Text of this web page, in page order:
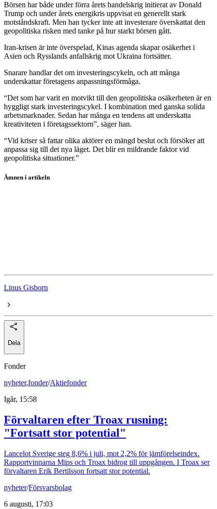
Börsen har både under förra årets handelskrig initierat av Donald
Trump och under årets energikris uppvisat en generellt stark
motståndskraft. Men han tycker inte att investerare överskattat den
geopolitiska risken med tanke på hur starkt börsen gått.
Iran-krisen är inte överspelad, Kinas agenda skapar osäkerhet i
Asien och Rysslands anfallskrig mot Ukraina fortsätter.
Snarare handlar det om investeringscykeln, och att många
underskattar företagens anpassningsförmåga.
“Det som har varit en motvikt till den geopolitiska osäkerheten är en
hyggligt stark investeringscykel. I kombination med ganska solida
arbetsmarknader. Sedan har många en tendens att underskatta
kreativiteten i företagssektorn”, säger han.
“Vid kriser så fattar olika aktörer en mängd beslut och försöker att
anpassa sig till det nya läget. Det blir en mildrande faktor vid
geopolitiska situationer.”
Ämnen i artikeln
Linus Gisborn
Dela
Fonder
nyheter,fonder/Aktiefonder
Igår, 15:58
Förvaltaren efter Troax rusning:
"Fortsatt stor potential"
Lancelot Sverige steg 8,6% i juli, mot 2,2% för jämförelseindex.
Rapportvinnarna Mips och Troax bidrog till uppgången. I Troax ser
förvaltaren Erik Bertilsson fortsatt stor potential.
nyheter/Försvarsbolag
6 augusti, 17:03